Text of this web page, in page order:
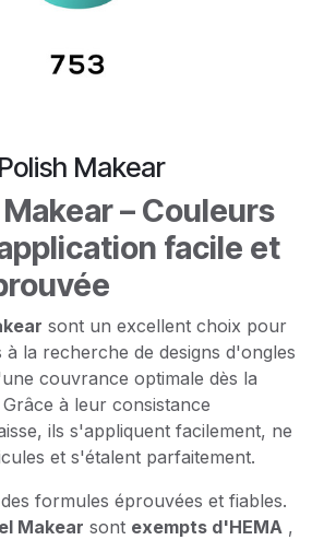
Makear
– Couleurs
facile et
sont un excellent choix pour
la recherche de designs d'ongles
couvrance optimale dès la
à leur consistance
ils s'appliquent facilement, ne
et s'étalent parfaitement.
formules éprouvées et fiables.
Makear sont exempts d'HEMA ,